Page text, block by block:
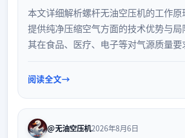
本文详细解析螺杆无油空压机的工作
提供纯净压缩空气方面的技术优势与局
其在食品、医疗、电子等对气源质量要
用。
阅读全文
@无油空压机2026年8月6日